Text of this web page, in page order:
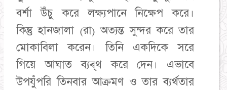
বর্শা উঁচু করে লক্ষ্যপানে নিক্ষেপ করে।
কিন্তু হানজালা (রা) অত্যন্ত সুন্দর করে তার
মোকাবিলা করেন। তিনি একদিকে সরে
গিয়ে আঘাত ব্যৰ্থ করে দেন। এভাবে
উপযুঁপরি তিনবার আক্রমণ ও তার ব্যর্থতার